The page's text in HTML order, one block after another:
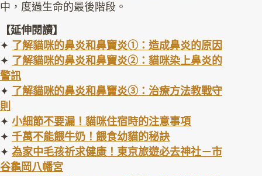
中，度過生命的最後階段。
【延伸閱讀】
✦
了解貓咪的鼻炎和鼻竇炎①：造成鼻炎的原因
✦
了解貓咪的鼻炎和鼻竇炎②：貓咪染上鼻炎的
警訊
✦
了解貓咪的鼻炎和鼻竇炎③：治療方法教戰守
則
✦ 小細節不要漏！貓咪住宿時的注意事項
✦ 千萬不能餵牛奶！餵食幼貓的秘訣
✦ 為家中毛孩祈求健康！東京旅遊必去神社－市
谷龜岡八幡宮